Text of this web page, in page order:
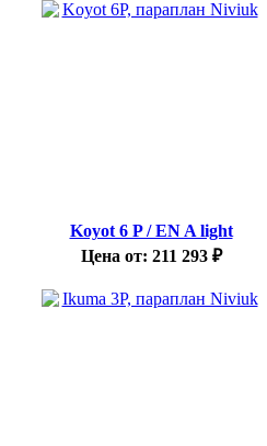
Koyot 6 P / EN A light
Цена от: 211 293₽